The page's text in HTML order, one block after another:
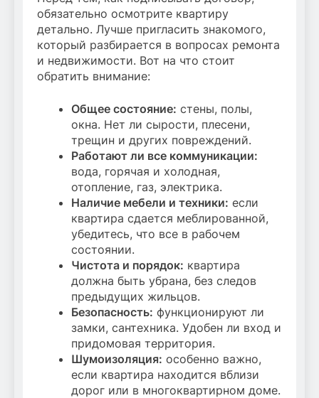
обязательно осмотрите квартиру
детально. Лучше пригласить знакомого,
который разбирается в вопросах ремонта
и недвижимости. Вот на что стоит
обратить внимание:
Общее состояние: стены, полы,
окна. Нет ли сырости, плесени,
трещин и других повреждений.
Работают ли все коммуникации:
вода, горячая и холодная,
отопление, газ, электрика.
Наличие мебели и техники: если
квартира сдается меблированной,
убедитесь, что все в рабочем
состоянии.
Чистота и порядок: квартира
должна быть убрана, без следов
предыдущих жильцов.
Безопасность: функционируют ли
замки, сантехника. Удобен ли вход и
придомовая территория.
Шумоизоляция: особенно важно,
если квартира находится вблизи
дорог или в многоквартирном доме.